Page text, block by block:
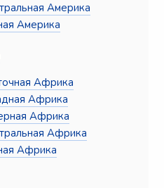
Америка
Америка
Африка
Африка
Африка
Африка
Африка